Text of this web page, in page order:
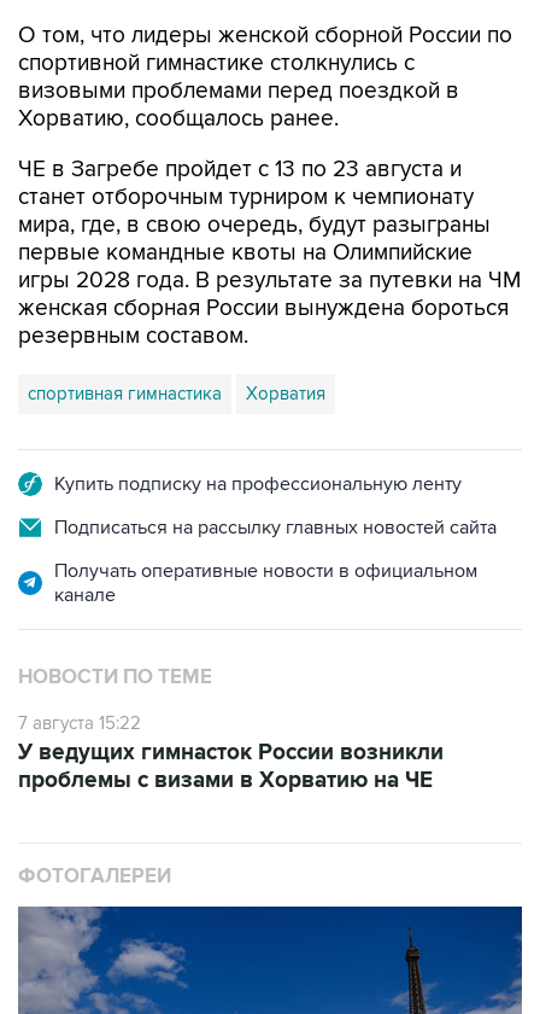
О том, что лидеры женской сборной России по
спортивной гимнастике столкнулись с
визовыми проблемами перед поездкой в
Хорватию, сообщалось ранее.
ЧЕ в Загребе пройдет с 13 по 23 августа и
станет отборочным турниром к чемпионату
мира, где, в свою очередь, будут разыграны
первые командные квоты на Олимпийские
игры 2028 года. В результате за путевки на ЧМ
женская сборная России вынуждена бороться
резервным составом.
спортивная гимнастика Хорватия
Купить подписку на профессиональную ленту
Подписаться на рассылку главных новостей сайта
Получать оперативные новости в официальном
канале
НОВОСТИ ПО ТЕМЕ
7 августа 15:22
У ведущих гимнасток России возникли
проблемы с визами в Хорватию на ЧЕ
ФОТОГАЛЕРЕИ